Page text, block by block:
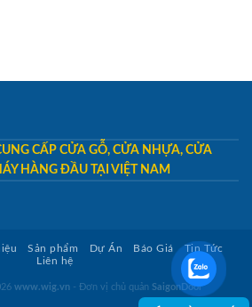
CẤP CỬA GỖ, CỬA NHỰA, CỬA
HÀNG ĐẦU TẠI VIỆT NAM
Sản phẩm Dự Án Báo Giá
Tin Tức
Liên hệ
www.wig.vn - Đơn vị chủ quản SaigonDoor